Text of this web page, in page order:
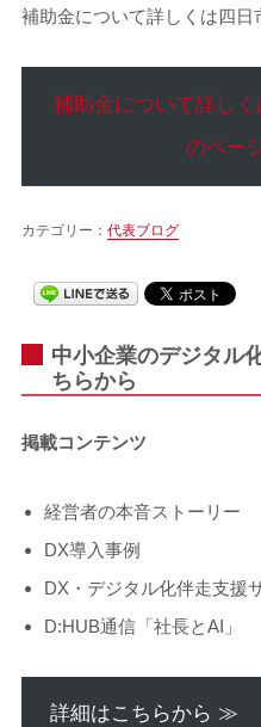
補助金について詳しくは四日
補助金について詳し
のペー
カテゴリー： 代表ブログ
中小企業のデジタル
ちらから
掲載コンテンツ
経営者の本音ストーリー
DX導入事例
DX・デジタル化伴走支援
D:HUB通信「社長とAI」
詳細はこちらから ≫